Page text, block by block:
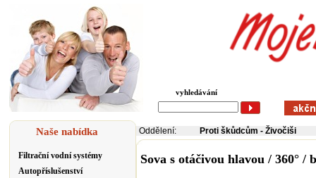
vyhledávání
Naše nabídka
Filtrační vodní systémy
Autopříslušenství
Oddělení: Proti škůdcům - Živočiši
Sova s otáčivou hlavou / 360° /